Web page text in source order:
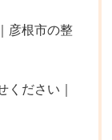
彦根市の整
ください｜